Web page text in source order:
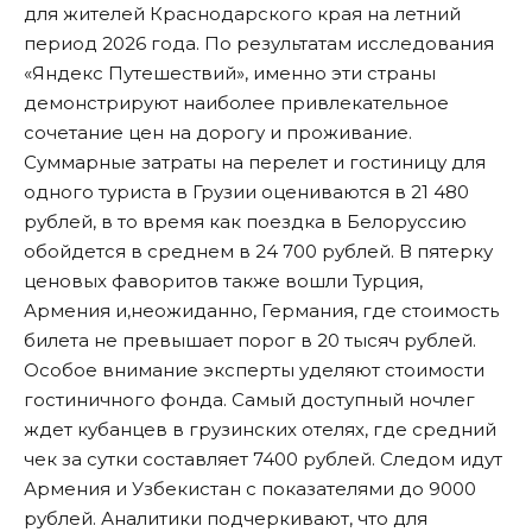
для жителей Краснодарского края на летний
период 2026 года. По результатам исследования
«Яндекс Путешествий», именно эти страны
демонстрируют наиболее привлекательное
сочетание цен на дорогу и проживание.
Суммарные затраты на перелет и гостиницу для
одного туриста в Грузии оцениваются в 21 480
рублей, в то время как поездка в Белоруссию
обойдется в среднем в 24 700 рублей. В пятерку
ценовых фаворитов также вошли Турция,
Армения и,неожиданно, Германия, где стоимость
билета не превышает порог в 20 тысяч рублей.
Особое внимание эксперты уделяют стоимости
гостиничного фонда. Самый доступный ночлег
ждет кубанцев в грузинских отелях, где средний
чек за сутки составляет 7400 рублей. Следом идут
Армения и Узбекистан с показателями до 9000
рублей. Аналитики подчеркивают, что для